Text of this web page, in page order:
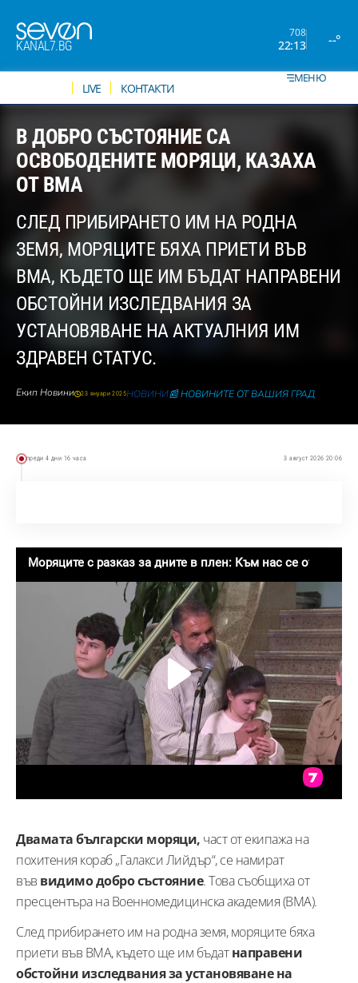
KANAL7.BG
708
22:13 --°
LIVE КОНТАКТИ
МЕНЮ
В ДОБРО СЪСТОЯНИЕ СА
ОСВОБОДЕНИТЕ МОРЯЦИ, КАЗАХА
ОТ ВМА
СЛЕД ПРИБИРАНЕТО ИМ НА РОДНА
ЗЕМЯ, МОРЯЦИТЕ БЯХА ПРИЕТИ ВЪВ
ВМА, КЪДЕТО ЩЕ ИМ БЪДАТ НАПРАВЕНИ
ОБСТОЙНИ ИЗСЛЕДВАНИЯ ЗА
УСТАНОВЯВАНЕ НА АКТУАЛНИЯ ИМ
ЗДРАВЕН СТАТУС.
Екип Новини 23 януари 2025НОВИНИ📰 НОВИНИТЕ ОТ ВАШИЯ ГРАД
преди 4 дни 16 часа 3 август 2026 20:06
Двамата български моряци, част от екипажа на
похитения кораб „Галакси Лийдър“, се намират
във видимо добро състояние. Това съобщиха от
пресцентъра на Военномедицинска академия (ВМА).
След прибирането им на родна земя, моряците бяха
приети във ВМА, където ще им бъдатнаправени
обстойни изследвания за установяване на